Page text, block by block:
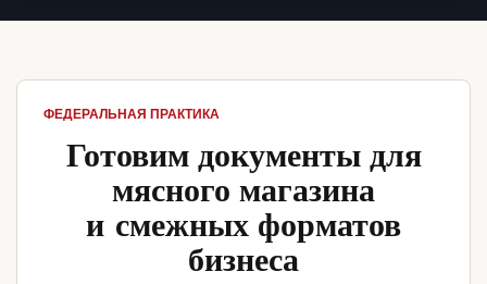
ФЕДЕРАЛЬНАЯ ПРАКТИКА
Готовим документы для
мясного магазина
и смежных форматов
бизнеса